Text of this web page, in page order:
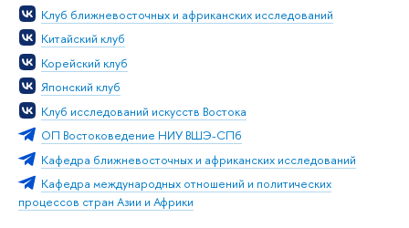
Клуб ближневосточных и африканских исследований
Китайский клуб
Корейский клуб
Японский клуб
Клуб исследований искусств Востока
ОП Востоковедение НИУ ВШЭ-СПб
Кафедра ближневосточных и африканских исследований
Кафедра международных отношений и политических
процессов стран Азии и Африки